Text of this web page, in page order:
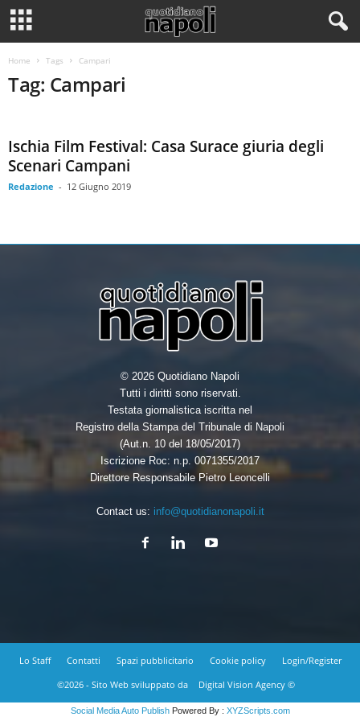
Home Tags Campari
Tag: Campari
Ischia Film Festival: Casa Surace giuria degli
Scenari Campani
Redazione - 12 Giugno 2019
© 2026 Quotidiano Napoli
Tutti i diritti sono riservati.
Testata giornalistica iscritta nel
Registro della Stampa del Tribunale di Napoli
(Aut.n. 10 del 18/05/2017)
Iscrizione Roc: n.p. 0071355/2017
Direttore Responsabile Pietro Leoncelli
Contact us: info@quotidianonapoli.it
Lo Staff Contatti Spazi pubblicitario Cookie policy
Login/Register
©2026 - Sito Web sviluppato da
Digital Vision Agency ©
Social Media Auto PublishPowered By : XYZScripts.com